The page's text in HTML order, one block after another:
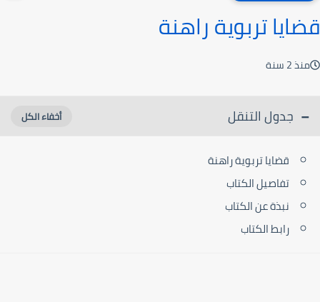
قضايا تربوية راهنة
منذ 2 سنة
جدول التنقل
قضايا تربوية راهنة
تفاصيل الكتاب
نبذة عن الكتاب
رابط الكتاب